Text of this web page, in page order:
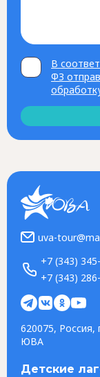
В
ФЗ
uva-
+7 (343)
+7 (343)
620075, Россия,
ЮВА
Детские